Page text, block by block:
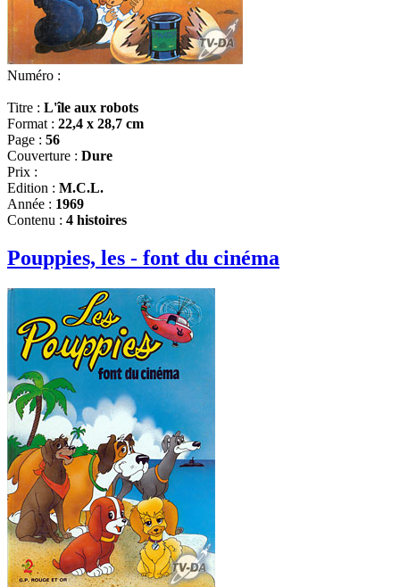
Numéro :
Titre : L'île aux robots
Format : 22,4 x 28,7 cm
Page : 56
Couverture : Dure
Prix :
Edition : M.C.L.
Année : 1969
Contenu : 4 histoires
Pouppies, les - font du cinéma